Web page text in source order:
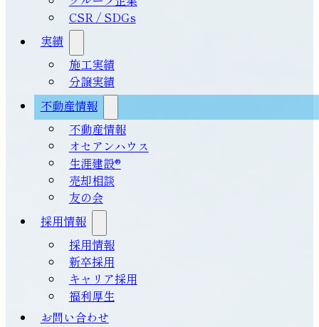
CSR / SDGs
実績
施工実績
分譲実績
不動産情報
不動産情報
オセアンハウス
生涯建設®
売却相談
友の会
採用情報
採用情報
新卒採用
キャリア採用
福利厚生
お問い合わせ